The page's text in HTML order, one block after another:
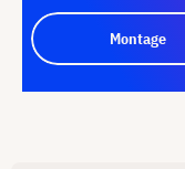
Montage